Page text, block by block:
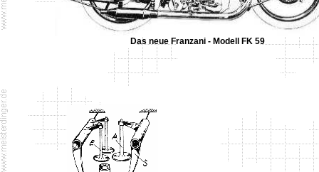
Das neue Franzani - Modell FK 59